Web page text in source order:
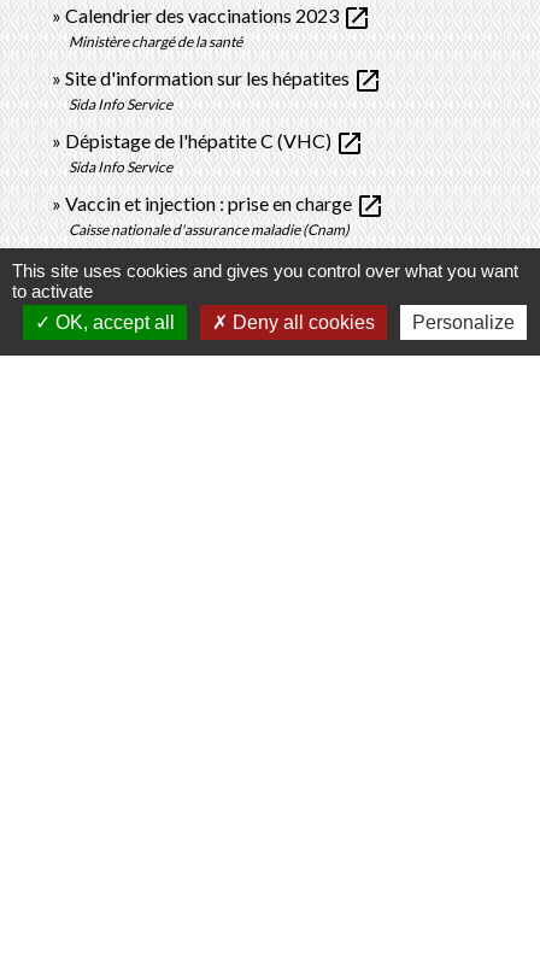
Calendrier des vaccinations 2023open_in_new
Ministère chargé de la santé
Site d'information sur les hépatitesopen_in_new
Sida Info Service
Dépistage de l'hépatite C (VHC)open_in_new
Sida Info Service
Vaccin et injection : prise en chargeopen_in_new
Caisse nationale d'assurance maladie (Cnam)
Signaler une erreur sur cette page
This site uses cookies and gives you control over what you want
to activate
OK, accept all
Deny all cookies Personalize